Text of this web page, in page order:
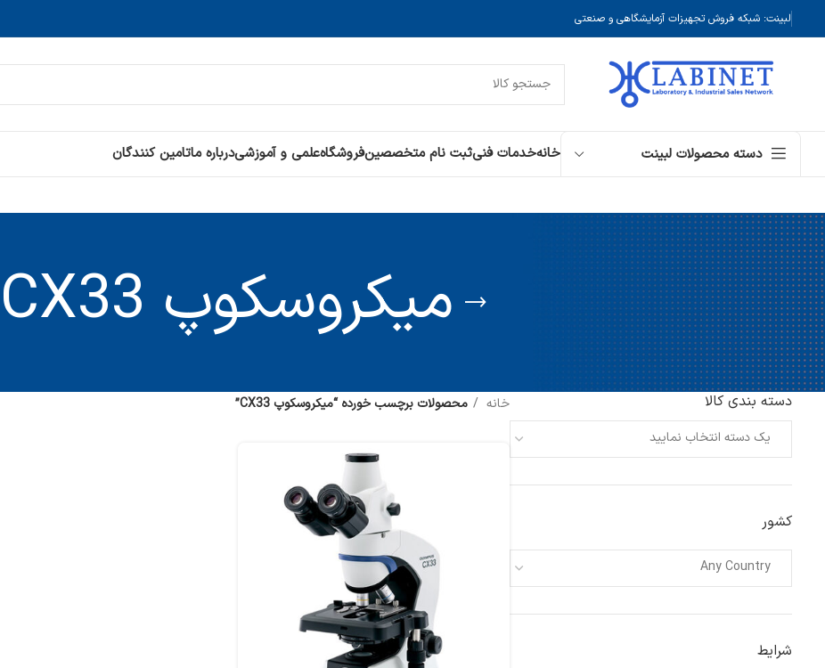
لبینت: شبکه فروش تجهیزات آزمایشگاهی و صنعتی
دسته محصولات لبینت خانهخدمات فنیثبت نام متخصصینفروشگاهعلمی و آموزشیدرباره ماتامین کنندگان
میکروسکوپ CX33
دسته بندی کالا
یک دسته انتخاب نمایید
کشور
Any Country
شرایط
خانه محصولات برچسب خورده “میکروسکوپ CX33”